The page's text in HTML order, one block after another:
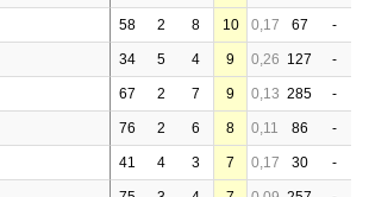
58 2 8 10 0,17 67 -
34 5 4 9 0,26 127 -
67 2 7 9 0,13 285 -
76 2 6 8 0,11 86 -
41 4 3 7 0,17 30 -